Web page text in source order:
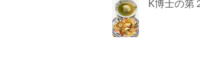
K博士の第